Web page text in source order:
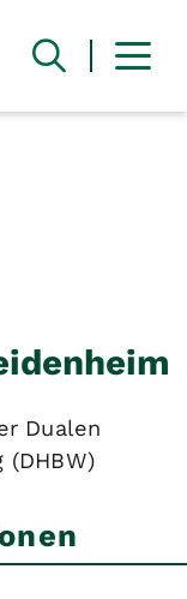
Dualen